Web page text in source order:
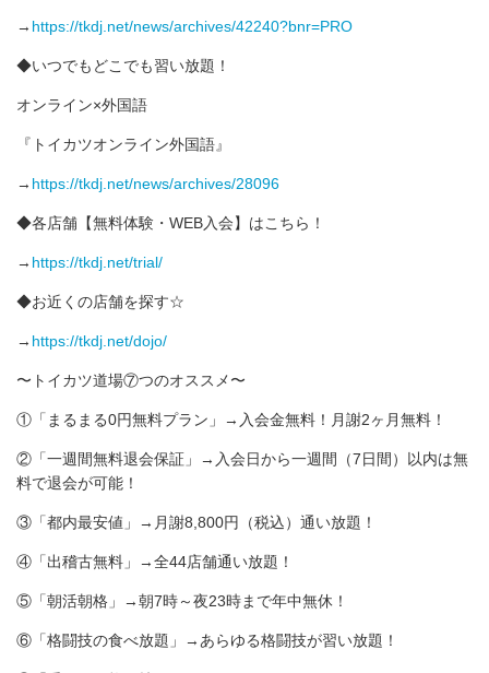
→ https://tkdj.net/news/archives/42240?bnr=PRO
◆いつでもどこでも習い放題！
オンライン×外国語
『トイカツオンライン外国語』
→ https://tkdj.net/news/archives/28096
◆各店舗【無料体験・WEB入会】はこちら！
→ https://tkdj.net/trial/
◆お近くの店舗を探す☆
→ https://tkdj.net/dojo/
〜トイカツ道場⑦つのオススメ〜
①「まるまる0円無料プラン」→入会金無料！月謝2ヶ月無料！
②「一週間無料退会保証」→入会日から一週間（7日間）以内は無
料で退会が可能！
③「都内最安値」→月謝8,800円（税込）通い放題！
④「出稽古無料」→全44店舗通い放題！
⑤「朝活朝格」→朝7時～夜23時まで年中無休！
⑥「格闘技の食べ放題」→あらゆる格闘技が習い放題！